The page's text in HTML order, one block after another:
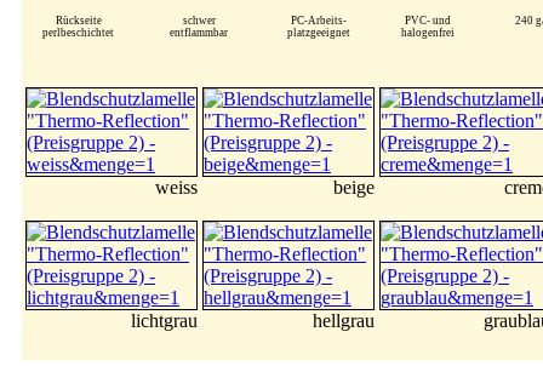
Rückseite
perlbeschichtet
schwer
entflammbar
PC-Arbeits-
platzgeeignet
PVC- und
halogenfrei
240
weiss beige
lichtgrau hellgrau